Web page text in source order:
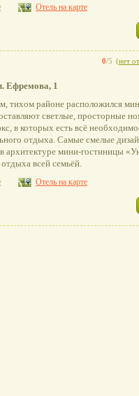
Отель на карте
0/5 (нет
Ефремова, 1
тихом районе расположился
светлые, просторные
в которых есть всё
отдыха. Cамые смелые
архитектуре мини-гостиницы
всей семьёй.
Отель на карте